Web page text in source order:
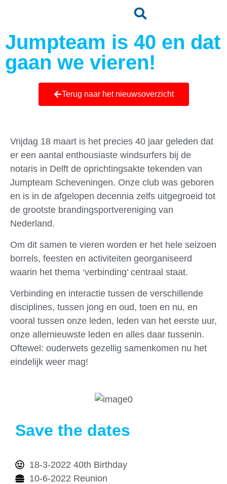
Jumpteam is 40 en dat
gaan we vieren!
Terug naar het nieuwsoverzicht
Vrijdag 18 maart is het precies 40 jaar geleden dat
er een aantal enthousiaste windsurfers bij de
notaris in Delft de oprichtingsakte tekenden van
Jumpteam Scheveningen. Onze club was geboren
en is in de afgelopen decennia zelfs uitgegroeid tot
de grootste brandingsportvereniging van
Nederland.
Om dit samen te vieren worden er het hele seizoen
borrels, feesten en activiteiten georganiseerd
waarin het thema ‘verbinding’ centraal staat.
Verbinding en interactie tussen de verschillende
disciplines, tussen jong en oud, toen en nu, en
vooral tussen onze leden, leden van het eerste uur,
onze allernieuwste leden en alles daar tussenin.
Oftewel: ouderwets gezellig samenkomen nu het
eindelijk weer mag!
Save the dates
18-3-2022 40th Birthday
10-6-2022 Reunion